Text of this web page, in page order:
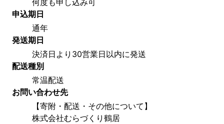
申込期日
通年
発送期日
決済日より30営業日以内に発送
配送種別
常温配送
お問い合わせ先
【寄附・配送・その他について】
株式会社むらづくり鶴居